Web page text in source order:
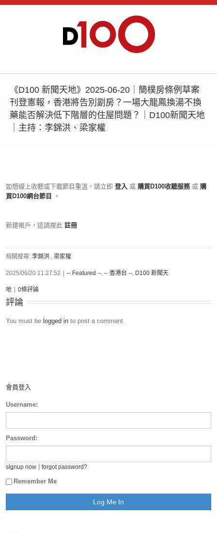
《D100 新聞天地》2025-06-20｜簡樸房條例草案
刊登憲報，香港將告別劏房？一場大龍鳳換湯不換
藥能否解決低下階層的住屋問題？｜D100新聞天地
｜主持：李錦洪、梁家權
如想線上收聽或下載節目重溫，請立即 登入 或 購買D100收聽服務 或 購
買D100網台節目
。
新建帳戶，這請按此 註冊
相關搜尋: 李錦洪 , 梁家權
2025/06/20 11:27:52 -- Featured --, -- 香港台 --, D100 新聞天
地 0條評論
評論
You must be logged in to post a comment.
會員登入
Username:
Password:
signup now forgot password?
Remember Me